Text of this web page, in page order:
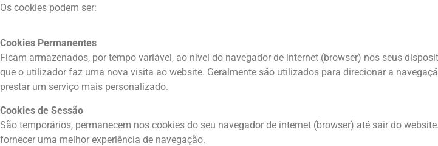
Os cookies podem ser:
Cookies Permanentes
Ficam armazenados, por tempo variável, ao nível do navegador de internet (browser) nos seus
que o utilizador faz uma nova visita ao website. Geralmente são utilizados para direcionar a
prestar um serviço mais personalizado.
Cookies de Sessão
São temporários, permanecem nos cookies do seu navegador de internet (browser) até sair do
fornecer uma melhor experiência de navegação.